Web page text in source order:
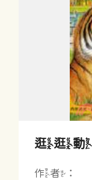
逛逛
作者：